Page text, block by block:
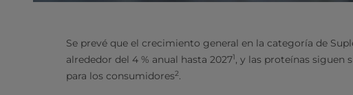
Se prevé que el crecimiento general en la categoría de
alrededor del 4 % anual hasta 20271, y las proteínas siguen
para los consumidores2.